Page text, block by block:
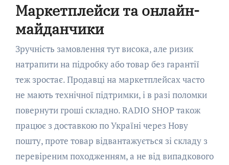
Маркетплейси та онлайн-
майданчики
Зручність замовлення тут висока, але ризик
натрапити на підробку або товар без гарантії
теж зростає. Продавці на маркетплейсах часто
не мають технічної підтримки, і в разі поломки
повернути гроші складно. RADIO SHOP також
працює з доставкою по Україні через Нову
пошту, проте товар відвантажується зі складу з
перевіреним походженням, а не від випадкового